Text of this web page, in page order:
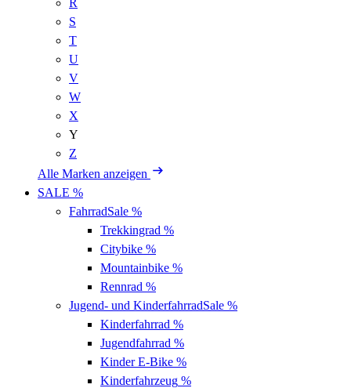
S
T
U
V
W
X
Y
Z
Alle Marken anzeigen
SALE %
FahrradSale %
Trekkingrad %
Citybike %
Mountainbike %
Rennrad %
Jugend- und KinderfahrradSale %
Kinderfahrrad %
Jugendfahrrad %
Kinder E-Bike %
Kinderfahrzeug %